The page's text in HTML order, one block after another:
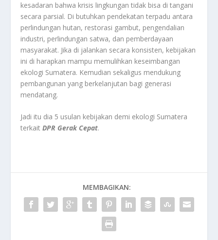
kesadaran bahwa krisis lingkungan tidak bisa di tangani
secara parsial. Di butuhkan pendekatan terpadu antara
perlindungan hutan, restorasi gambut, pengendalian
industri, perlindungan satwa, dan pemberdayaan
masyarakat. Jika di jalankan secara konsisten, kebijakan
ini di harapkan mampu memulihkan keseimbangan
ekologi Sumatera. Kemudian sekaligus mendukung
pembangunan yang berkelanjutan bagi generasi
mendatang.
Jadi itu dia 5 usulan kebijakan demi ekologi Sumatera
terkaitDPR Gerak Cepat.
MEMBAGIKAN: